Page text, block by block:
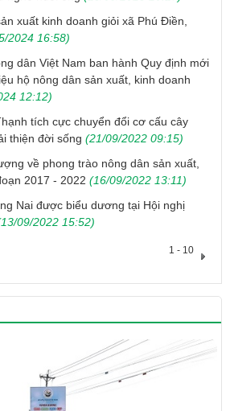
xuất kinh doanh giỏi xã Phú Điền,
2024 16:58)
dân Việt Nam ban hành Quy định mới
hộ nông dân sản xuất, kinh doanh
12:12)
tích cực chuyển đổi cơ cấu cây
thiện đời sống (21/09/2022 09:15)
về phong trào nông dân sản xuất,
2017 - 2022 (16/09/2022 13:11)
Nai được biểu dương tại Hội nghị
09/2022 15:52)
1 - 10